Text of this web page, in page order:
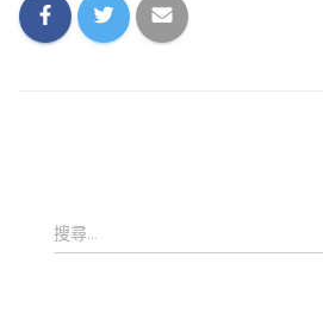
搜
尋
搜尋...